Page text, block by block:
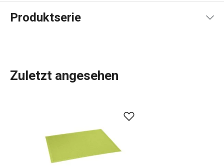
Produktserie
Essen
Zuletzt angesehen